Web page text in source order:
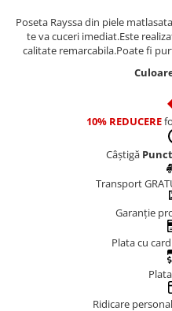
Genți Caramel
Genți Coniac
Poseta Rayssa din piele
te va cuceri imediat.Este
calitate remarcabila.Poate fi
10% REDUCERE
Câștigă
Transport
Garanție
Plata cu
Ridicare